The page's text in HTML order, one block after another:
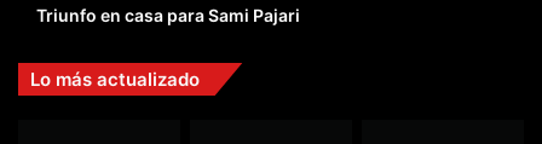
Triunfo en casa para Sami Pajari
Lo más actualizado